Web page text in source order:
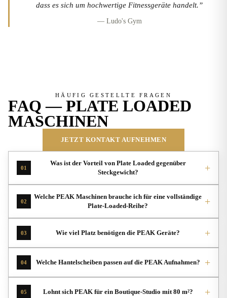
dass es sich um hochwertige Fitnessgeräte handelt.”
— Ludo's Gym
HÄUFIG GESTELLTE FRAGEN
FAQ — PLATE LOADED
MASCHINEN
JETZT KONTAKT AUFNEHMEN
01
Was ist der Vorteil von Plate Loaded gegenüber
Steckgewicht?
+
02
Welche PEAK Maschinen brauche ich für eine vollständige
Plate-Loaded-Reihe?
+
03 Wie viel Platz benötigen die PEAK Geräte? +
04 Welche Hantelscheiben passen auf die PEAK Aufnahmen? +
05 Lohnt sich PEAK für ein Boutique-Studio mit 80 m²? +